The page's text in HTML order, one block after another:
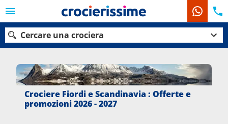
Cercare una crociera
Le nostre destinazioni
Crociere Fiordi e Scandinavia : Offerte e
promozioni 2026 - 2027